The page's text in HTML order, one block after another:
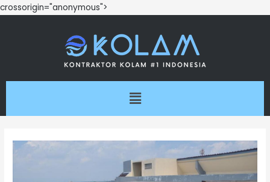
crossorigin="anonymous">